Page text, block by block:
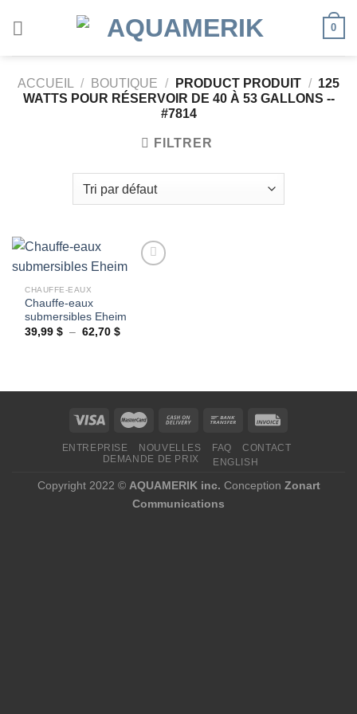
0
ACCUEIL / BOUTIQUE / PRODUCT PRODUIT / 125
WATTS POUR RÉSERVOIR DE 40 À 53 GALLONS --
#7814
FILTRER
CHAUFFE-EAUX
Chauffe-eaux
submersibles Eheim
39,99$ – 62,70$Plage
ENTREPRISE NOUVELLES FAQ
CONTACT
DEMANDE DE PRIX
ENGLISH
Copyright 2022 © AQUAMERIK inc. Conception Zonart
Communications